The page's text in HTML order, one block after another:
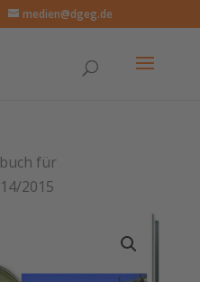
medien@dgeg.de
für
2015